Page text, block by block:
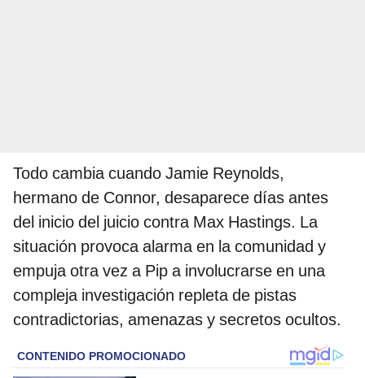
Todo cambia cuando Jamie Reynolds,
hermano de Connor, desaparece días antes
del inicio del juicio contra Max Hastings. La
situación provoca alarma en la comunidad y
empuja otra vez a Pip a involucrarse en una
compleja investigación repleta de pistas
contradictorias, amenazas y secretos ocultos.